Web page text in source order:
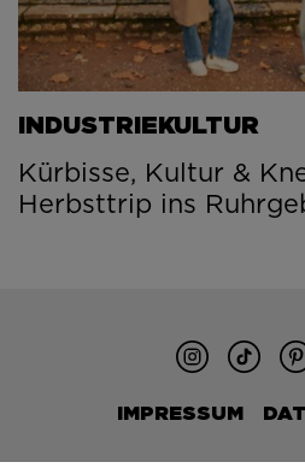
INDUSTRIEKULTUR
Kürbisse, Kultur &
Herbsttrip ins
IMPRESSUM